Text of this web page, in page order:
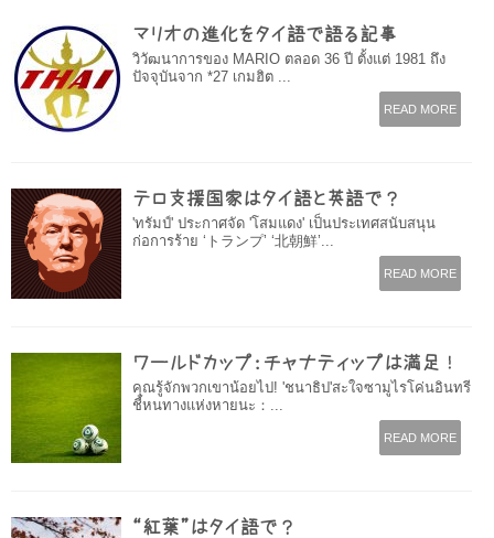
マリオの進化をタイ語で語る記事
วิวัฒนาการของ MARIO ตลอด 36 ปี ตั้งแต่ 1981 ถึง
ปัจจุบันจาก *27 เกมฮิต ...
READ MORE
テロ支援国家はタイ語と英語で？
'ทรัมป์' ประกาศจัด 'โสมแดง' เป็นประเทศสนับสนุน
ก่อการร้าย ‘トランプ’ ‘北朝鮮’...
READ MORE
ワールドカップ：チャナティップは満足！
คุณรู้จักพวกเขาน้อยไป! 'ชนาธิป'สะใจซามูไรโค่นอินทรี
ชี้หนทางแห่งหายนะ：...
READ MORE
“紅葉”はタイ語で？